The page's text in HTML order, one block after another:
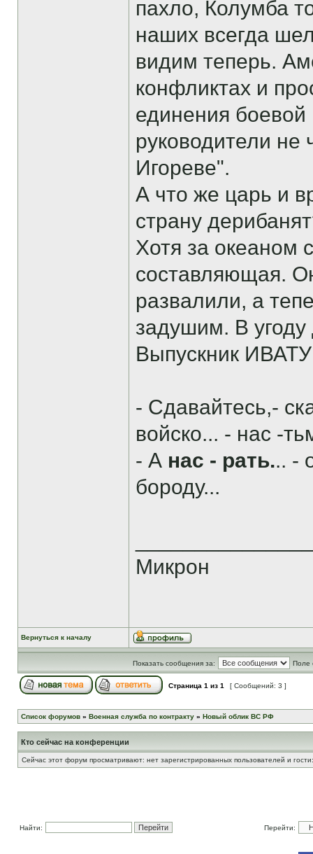
пахло, Колумба
наших всегда
видим теперь.
конфликтах и
единения
руководители не
Игореве".
А что же царь и
страну
Хотя за океаном
составляющая.
развалили, а
задушим. В
Выпускник ИВАТУ
- Сдавайтесь,-
войско... - нас -
- А нас - рать... -
бороду...
Микрон
Вернуться к началу
Показать сообщения за: Поле
Страница 1 из 1 [ Сообщений: 3 ]
Список форумов » Военная служба по контракту » Новый облик ВС РФ
Кто сейчас на конференции
Сейчас этот форум просматривают: нет зарегистрированных пользователей и
Найти: Перейти: